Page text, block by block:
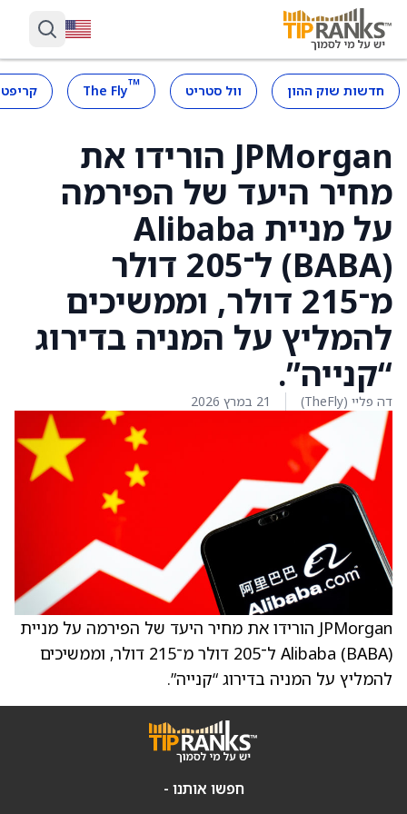
חדשות שוק ההון וול סטריט ™
The Fly
JPMorgan הורידו את
מחיר היעד של הפירמה
על מניית Alibaba
(BABA) ל־205 דולר
מ־215 דולר, וממשיכים
להמליץ על המניה בדירוג
“קנייה”.
דה פליי (TheFly) 21 במרץ 2026
JPMorgan הורידו את מחיר היעד של הפירמה על מניית
Alibaba (BABA) ל־205 דולר מ־215 דולר, וממשיכים
להמליץ על המניה בדירוג “קנייה”.
חפשו אותנו -